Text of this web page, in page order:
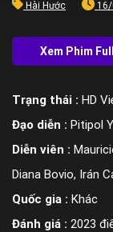
Hài Hước
Trạng thái : HD
Đạo diễn : Pitipol
Diễn viên :
Diana Bovio, Irán
Quốc gia : Khác
Đánh giá : 2023